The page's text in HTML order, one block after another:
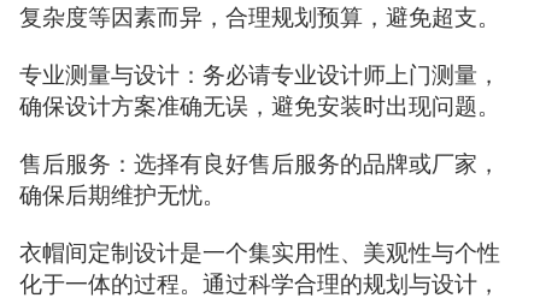
复杂度等因素而异，合理规划预算，避免超支。
专业测量与设计：务必请专业设计师上门测量，
确保设计方案准确无误，避免安装时出现问题。
售后服务：选择有良好售后服务的品牌或厂家，
确保后期维护无忧。
衣帽间定制设计是一个集实用性、美观性与个性
化于一体的过程。通过科学合理的规划与设计，